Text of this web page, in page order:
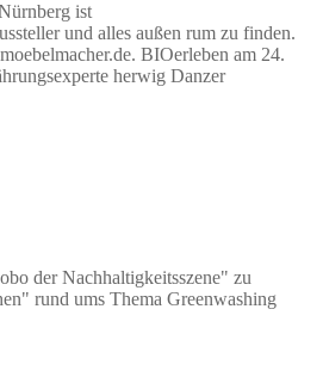
ist
und alles außen rum zu finden.
BIOerleben am 24.
herwig Danzer
der Nachhaltigkeitsszene" zu
rund ums Thema Greenwashing